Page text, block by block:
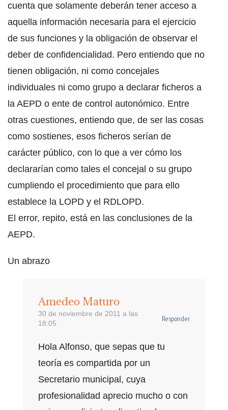
cuenta que solamente deberán tener acceso a
aquella información necesaria para el ejercicio
de sus funciones y la obligación de observar el
deber de confidencialidad. Pero entiendo que no
tienen obligación, ni como concejales
individuales ni como grupo a declarar ficheros a
la AEPD o ente de control autonómico. Entre
otras cuestiones, entiendo que, de ser las cosas
como sostienes, esos ficheros serían de
carácter público, con lo que a ver cómo los
declararían como tales el concejal o su grupo
cumpliendo el procedimiento que para ello
establece la LOPD y el RDLOPD.
El error, repito, está en las conclusiones de la
AEPD.
Un abrazo
Amedeo Maturo
30 de noviembre de 2011 a las
18:05
Responder
Hola Alfonso, que sepas que tu
teoría es compartida por un
Secretario municipal, cuya
profesionalidad aprecio mucho o con